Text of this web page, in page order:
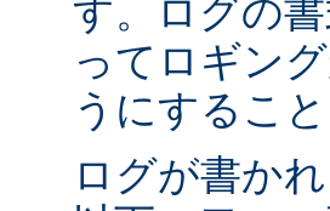
す。ログの
ってロギン
うにするこ
ログが書か